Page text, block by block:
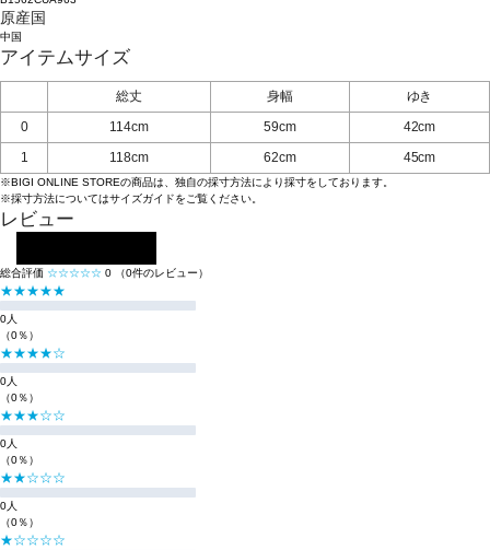
原産国
中国
アイテムサイズ
総丈 身幅
ゆき
0
114cm 59cm
42cm
1
118cm 62cm 45cm
※BIGI ONLINE STOREの商品は、独自の採寸方法により採寸をしております。
※採寸方法についてはサイズガイドをご覧ください。
レビュー
総合評価 ☆☆☆☆☆ 0 （0件のレビュー）
★★★★★
0人
（0％）
★★★★☆
0人
（0％）
★★★☆☆
0人
（0％）
★★☆☆☆
0人
（0％）
★☆☆☆☆